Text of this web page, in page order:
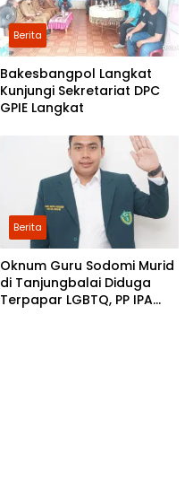
Berita
Bakesbangpol Langkat
Kunjungi Sekretariat DPC
GPIE Langkat
Berita
Oknum Guru Sodomi Murid
di Tanjungbalai Diduga
Terpapar LGBTQ, PP IPA